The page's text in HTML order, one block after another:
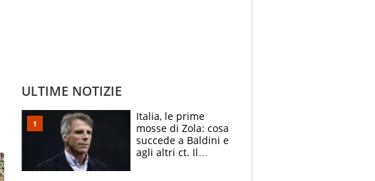
ULTIME NOTIZIE
Italia, le prime
mosse di Zola: cosa
succede a Baldini e
agli altri ct. Il